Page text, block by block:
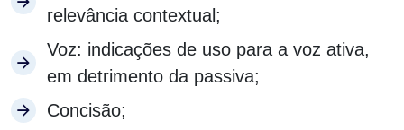
relevância contextual;
Voz: indicações de uso para a voz ativa,
em detrimento da passiva;
Concisão;